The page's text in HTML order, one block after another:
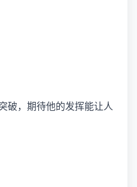
破，期待他的发挥能让人